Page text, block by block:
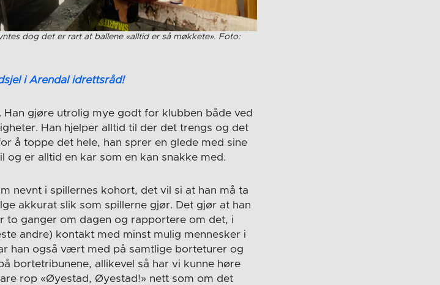
dog det er rart at ballene «alltid er så møkkete». Foto:
i Arendal idrettsråd!
Han gjøre utrolig mye godt for klubben både ved
Han hjelper alltid til der det trengs og det
å toppe det hele, han sprer en glede med sine
er alltid en kar som en kan snakke med.
nevnt i spillernes kohort, det vil si at han må ta
akkurat slik som spillerne gjør. Det gjør at han
to ganger om dagen og rapportere om det, i
andre) kontakt med minst mulig mennesker i
han også vært med på samtlige borteturer og
bortetribunene, allikevel så har vi kunne høre
rop «Øyestad, Øyestad!» nett som om det